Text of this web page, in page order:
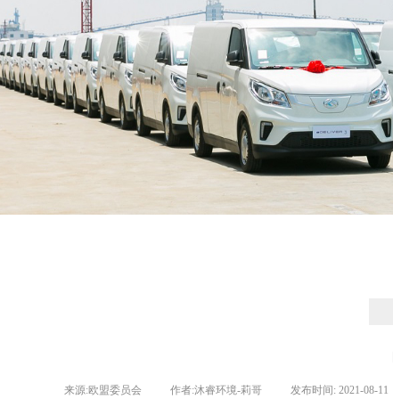
来源:欧盟委员会 作者:沐睿环境-莉哥 发布时间: 2021-08-11